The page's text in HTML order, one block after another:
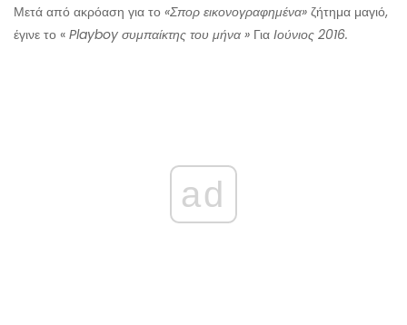
Μετά από ακρόαση για το «Σπορ εικονογραφημένα» ζήτημα μαγιό,
έγινε το « Playboy συμπαίκτης του μήνα » Για Ιούνιος 2016.
ad